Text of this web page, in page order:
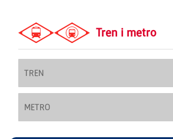
Tren i metro
TREN
METRO